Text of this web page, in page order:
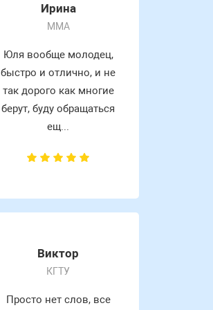
Ирина
MMA
Юля вообще молодец,
быстро и отлично, и не
так дорого как многие
берут, буду обращаться
ещ...
Виктор
КГТУ
Просто нет слов, все